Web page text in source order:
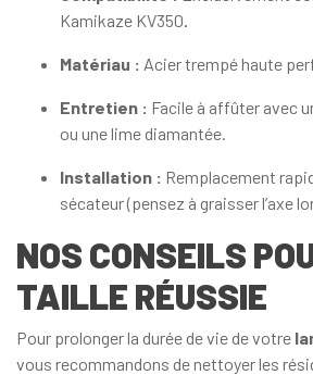
Kamikaze KV350.
Matériau : Acier trempé haute
Entretien : Facile à affûter avec
ou une lime diamantée.
Installation : Remplacement
sécateur (pensez à graisser l’axe
NOS CONSEILS
TAILLE RÉUSSIE
Pour prolonger la durée de vie de votre
vous recommandons de nettoyer les